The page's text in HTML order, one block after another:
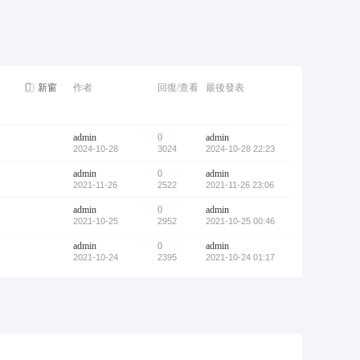
新窗 作者 回復/查看 最後發表
admin
2024-10-28
0
3024
admin
2024-10-28 22:23
admin
2021-11-26
0
2522
admin
2021-11-26 23:06
admin
2021-10-25
0
2952
admin
2021-10-25 00:46
admin
2021-10-24
0
2395
admin
2021-10-24 01:17